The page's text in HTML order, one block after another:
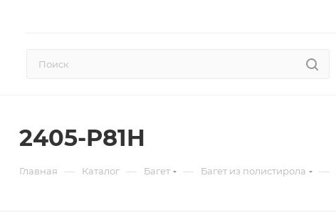
2405-P81H
Главная — Каталог — Багет — Багет из полистирола —